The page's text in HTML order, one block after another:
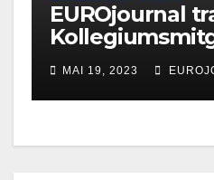
EUROjournal
Wunner
MAI 19, 2023